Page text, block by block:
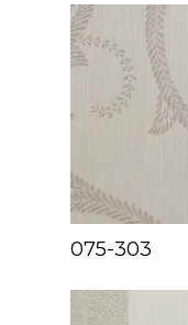
075-303